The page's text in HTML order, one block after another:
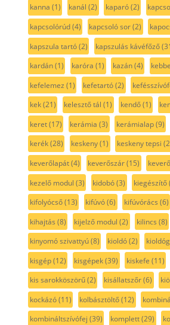
kanna (1) kanál (2) kaparó(2)
kapcsolórúd(4) kapcsoló sor(2)
kapszula tartó(2) kapszulás kávéfőző
kardán(1) karóra (1) kazán(4) kebbe
kefelemez (1) kefetartó(2)
kek(21) kelesztő tál (1) kendő(1)
keret(17) kerámia (3) kerámialap(9)
kerék(28) keskeny(1) keskeny tepsi
keverőlapát(4) keverőszár(15)
kezelő modul (3) kidobó(3) kiegészítő
kifolyócső(13) kifúvó(6) kifúvórács (6)
kihajtás (8) kijelző modul (2) kilincs (8)
kinyomó szivattyú(8) kioldó(2)
kisgép(12) kisgépek(39) kiskefe (11)
kis sarokköszörű(2) kisállatszőr(6)
kockázó(11) kolbásztöltő(12)
kombináltszívófej (39) komplett(29)